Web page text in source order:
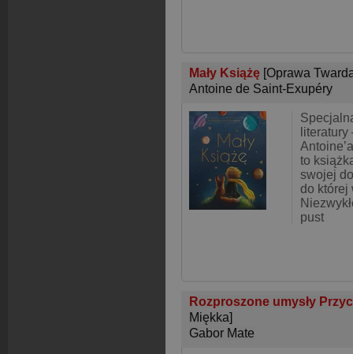
Mały Książę [Oprawa
Antoine de Saint-Exupéry
literatury
to
swojej
do której
pust
Rozproszone umysły
Miękka]
Gabor Mate